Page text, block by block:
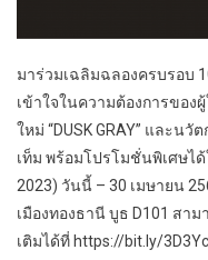
มาร่วมเฉลิมฉลองครบรอบ
เข้าใจในความต้องการของ
ใหม่ “DUSK GRAY” และน
เท็ม พร้อมโปรโมชั่นพิเศษไ
2023) วันนี้ – 30 เมษายน
เมืองทองธานี บูธ D101 สา
เติมได้ที่ https://bit.ly/